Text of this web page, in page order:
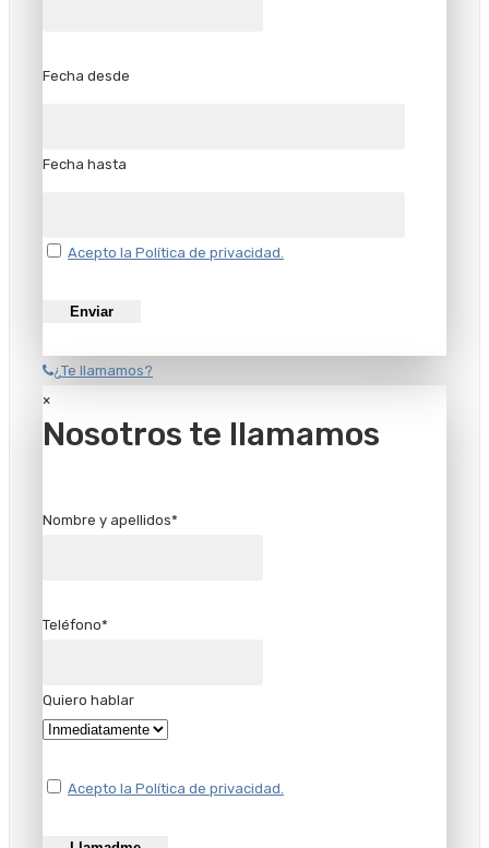
Fecha desde
Fecha hasta
Acepto la Política de privacidad.
¿Te llamamos?
×
Nosotros te llamamos
Nombre y apellidos*
Teléfono*
Quiero hablar
Acepto la Política de privacidad.